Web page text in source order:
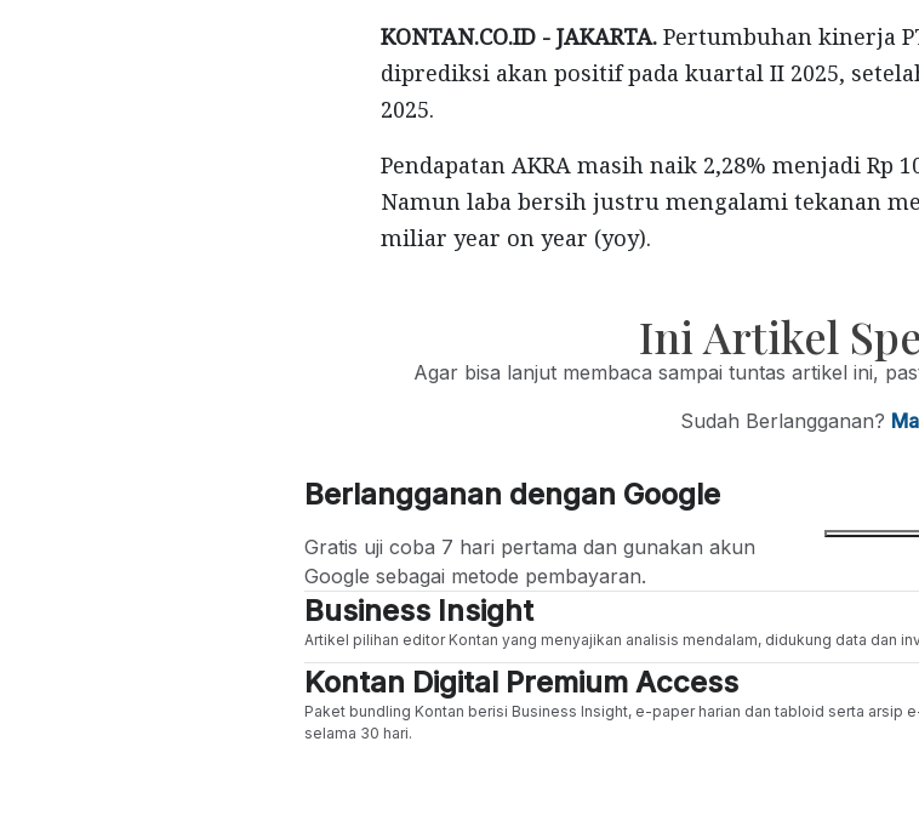
KONTAN.CO.ID - JAKARTA. Pertumbuhan kinerja
diprediksi akan positif pada kuartal II 2025,
2025.
Pendapatan AKRA masih naik 2,28% menjadi Rp
Namun laba bersih justru mengalami tekanan
miliar year on year (yoy).
Ini Artikel
Agar bisa lanjut membaca sampai tuntas artikel ini,
Sudah Berlangganan?
Berlangganan dengan Google
Gratis uji coba 7 hari pertama dan gunakan akun
Google sebagai metode pembayaran.
Business Insight
Artikel pilihan editor Kontan yang menyajikan analisis mendalam, didukung data dan
Kontan Digital Premium Access
Paket bundling Kontan berisi Business Insight, e-paper harian dan tabloid serta arsip
selama 30 hari.